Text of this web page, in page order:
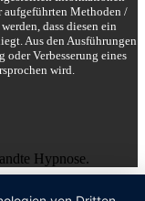
aufgeführten Methoden /
dass diesen ein
Aus den Ausführungen
Verbesserung eines
wird.
Hypnose.